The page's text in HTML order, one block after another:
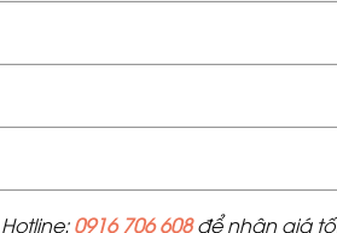
0916 706 608 để nhận giá